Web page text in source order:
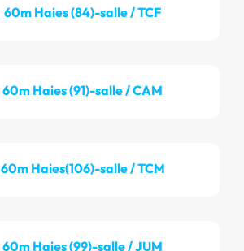
60m Haies (84)-salle / TCF
60m Haies (91)-salle / CAM
60m Haies(106)-salle / TCM
60m Haies (99)-salle / JUM